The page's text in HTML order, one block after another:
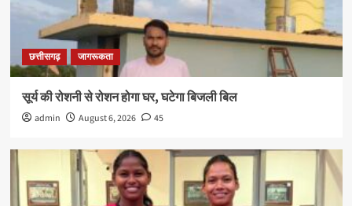
छत्तीसगढ़ जागरूकता
सूर्य की रोशनी से रोशन होगा घर, घटेगा बिजली बिल
admin August 6, 2026 45